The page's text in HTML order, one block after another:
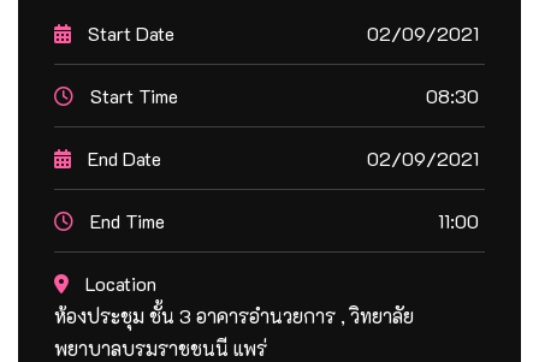
Start Date 02/09/2021
Start Time 08:30
End Date 02/09/2021
End Time 11:00
Location
ห้องประชุม ชั้น 3 อาคารอำนวยการ , วิทยาลัย
พยาบาลบรมราชชนนี แพร่